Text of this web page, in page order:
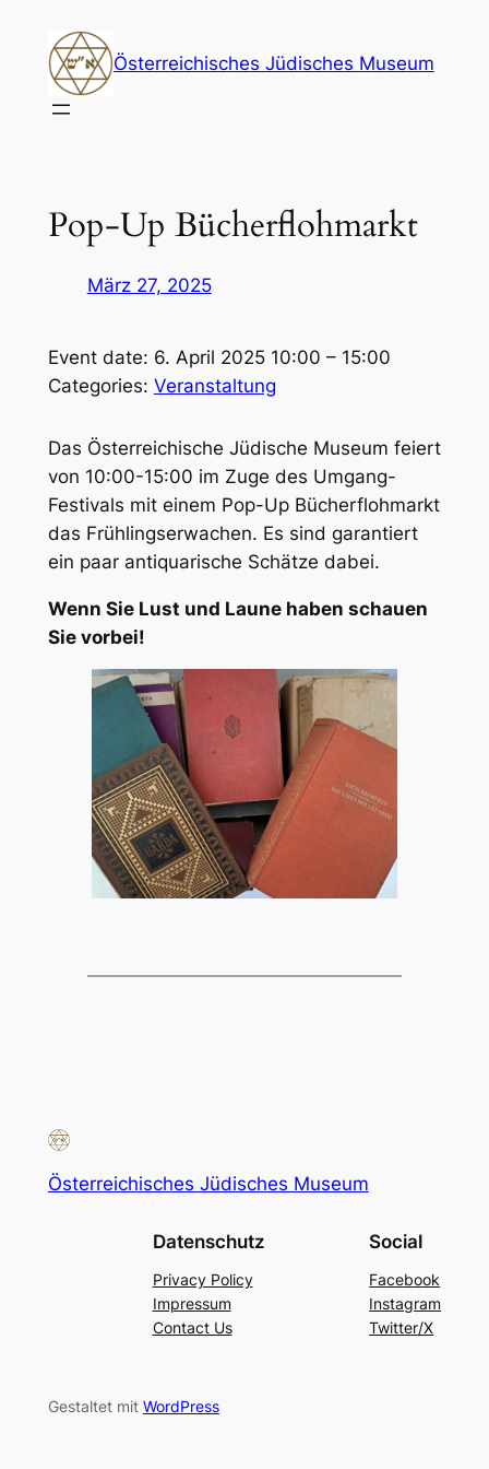
Inhalt
springen
Österreichisches Jüdisches Museum
Pop-Up Bücherflohmarkt
März 27, 2025
Event date: 6. April 2025 10:00 – 15:00
Categories: Veranstaltung
Das Österreichische Jüdische Museum feiert
von 10:00-15:00 im Zuge des Umgang-
Festivals mit einem Pop-Up Bücherflohmarkt
das Frühlingserwachen. Es sind garantiert
ein paar antiquarische Schätze dabei.
Wenn Sie Lust und Laune haben schauen
Sie vorbei!
Österreichisches Jüdisches Museum
Datenschutz
Privacy Policy
Impressum
Contact Us
Social
Facebook
Instagram
Twitter/X
Gestaltet mit WordPress